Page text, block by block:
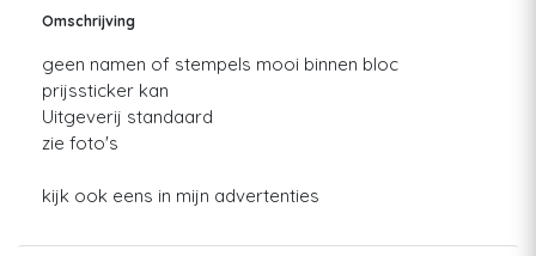
Omschrijving
geen namen of stempels mooi binnen bloc
prijssticker kan
Uitgeverij standaard
zie foto's
kijk ook eens in mijn advertenties